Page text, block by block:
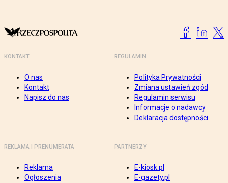
KONTAKT
O nas
Kontakt
Napisz do nas
REGULAMIN
Polityka Prywatności
Zmiana ustawień zgód
Regulamin serwisu
Informacje o nadawcy
Deklaracja dostępności
REKLAMA I PRENUMERATA
Reklama
Ogłoszenia
PARTNERZY
E-kiosk.pl
E-gazety.pl